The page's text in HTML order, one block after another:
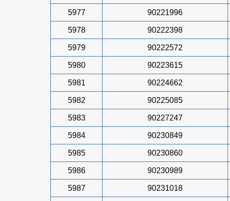
5977 90221996
5978 90222398
5979 90222572
5980 90223615
5981 90224662
5982 90225085
5983 90227247
5984 90230849
5985 90230860
5986 90230989
5987 90231018